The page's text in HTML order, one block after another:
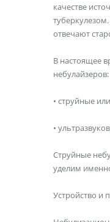
качестве
отвечают
В настоящее
небулайзеров:
• струйные
•
Струйные
уделим
Устройство и